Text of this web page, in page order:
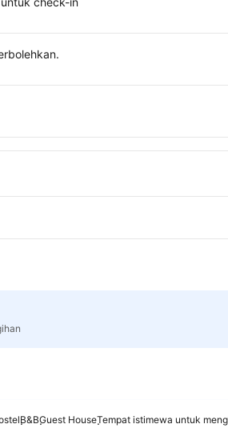
B&BGuest HouseTempat istimewa untuk